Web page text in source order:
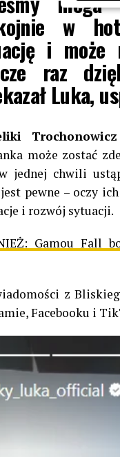
w
i może
raz
Luka,
Trochonowicz
może zostać
jednej chwili
pewne – oczy
i rozwój sytuacji.
Gamou Fall
z
Facebooku i